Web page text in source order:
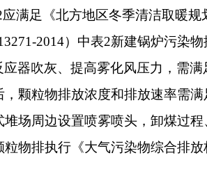
防治措施。施工期选用低噪声设备，固
）中有关限值。运营期应通过采用低噪
标准》(GB12348-2008)中2类标准限值。
废物污染防治措施。施工期建筑垃圾、
免对沿线环境造成污染。生活垃圾经
建筑建材；除尘收集的除尘灰收集外售